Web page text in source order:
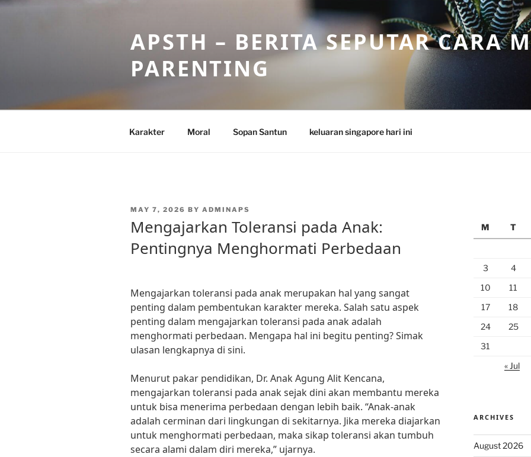
Skip
APSTH – BERITA SEPUTAR CARA
PARENTING
Karakter Moral Sopan Santun keluaran singapore hari ini
POSTED
MAY 7, 2026 BY ADMINAPS
Mengajarkan Toleransi pada Anak:
Pentingnya Menghormati Perbedaan
Mengajarkan toleransi pada anak merupakan hal yang sangat
penting dalam pembentukan karakter mereka. Salah satu aspek
penting dalam mengajarkan toleransi pada anak adalah
menghormati perbedaan. Mengapa hal ini begitu penting? Simak
ulasan lengkapnya di sini.
Menurut pakar pendidikan, Dr. Anak Agung Alit Kencana,
mengajarkan toleransi pada anak sejak dini akan membantu mereka
untuk bisa menerima perbedaan dengan lebih baik. “Anak-anak
adalah cerminan dari lingkungan di sekitarnya. Jika mereka diajarkan
untuk menghormati perbedaan, maka sikap toleransi akan tumbuh
secara alami dalam diri mereka,” ujarnya.
M
T
3
4
10
11
17
18
24
25
31
« Jul
ARCHIVES
August 2026